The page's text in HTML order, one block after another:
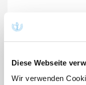
Diese Webseite
Wir verwenden
Berlin - Die
gewarnt,
Absenkung
weniger